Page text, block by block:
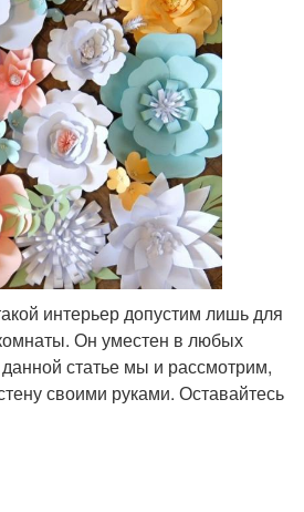
интерьер допустим лишь для
Он уместен в любых
статье мы и рассмотрим,
своими руками. Оставайтесь